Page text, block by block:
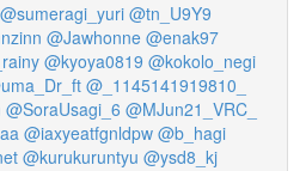
@sumeragi_yuri @tn_U9Y9
@Jawhonne @enak97
@kyoya0819 @kokolo_negi
@_1145141919810_
@SoraUsagi_6 @MJun21_VRC_
@iaxyeatfgnldpw @b_hagi
@kurukuruntyu @ysd8_kj